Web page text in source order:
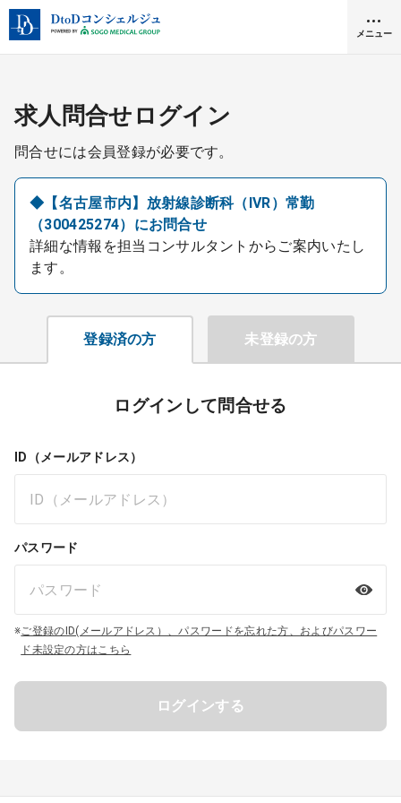
メニュー
クリニック開業
DtoDとは
お問合せ
医院の譲渡・売却をお考えの方
採用をお考えの医療機関の方
求人問合せログイン
問合せには会員登録が必要です。
◆【名古屋市内】放射線診断科（IVR）常勤
（300425274）にお問合せ
詳細な情報を担当コンサルタントからご案内いたし
ます。
登録済の方 未登録の方
ログインして問合せる
ID（メールアドレス）
パスワード
※ご登録のID(メールアドレス）、パスワードを忘れた方、およびパスワー
ド未設定の方はこちら
ログインする